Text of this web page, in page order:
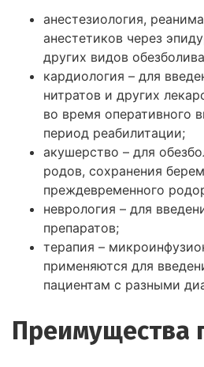
анестезиология,
анестетиков через
других видов
кардиология – для
нитратов и других
во время оперативного
период реабилитации;
акушерство – для
родов, сохранения
преждевременного
неврология – для
препаратов;
терапия –
применяются для
пациентам с разными
Преимущества